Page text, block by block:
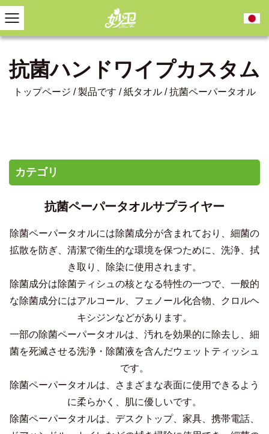
抗菌ハンドワイプカスタム
トップページ /製品です /紙タオル /抗菌ペーパータオル
カテゴリ
抗菌ペーパータオルサプライヤー
除菌ペーパータオルには除菌成分が含まれており、細菌の
拡散を防ぎ、清潔で衛生的な環境を保つために、洗浄、拭
き取り、除染に使用されます。
除菌成分は除菌ティシュの核となる特性の一つで、一般的
な除菌成分にはアルコール、フェノール化合物、クロルヘ
キシジンなどがあります。
一部の除菌ペーパータオルは、汚れを効果的に除去し、細
菌を死滅させる洗浄・除菌液を含んだウェットティッシュ
です。
除菌ペーパータオルは、さまざまな表面に使用できるよう
に柔らかく、肌に優しいです。
除菌ペーパータオルは、デスクトップ、家具、携帯電話、